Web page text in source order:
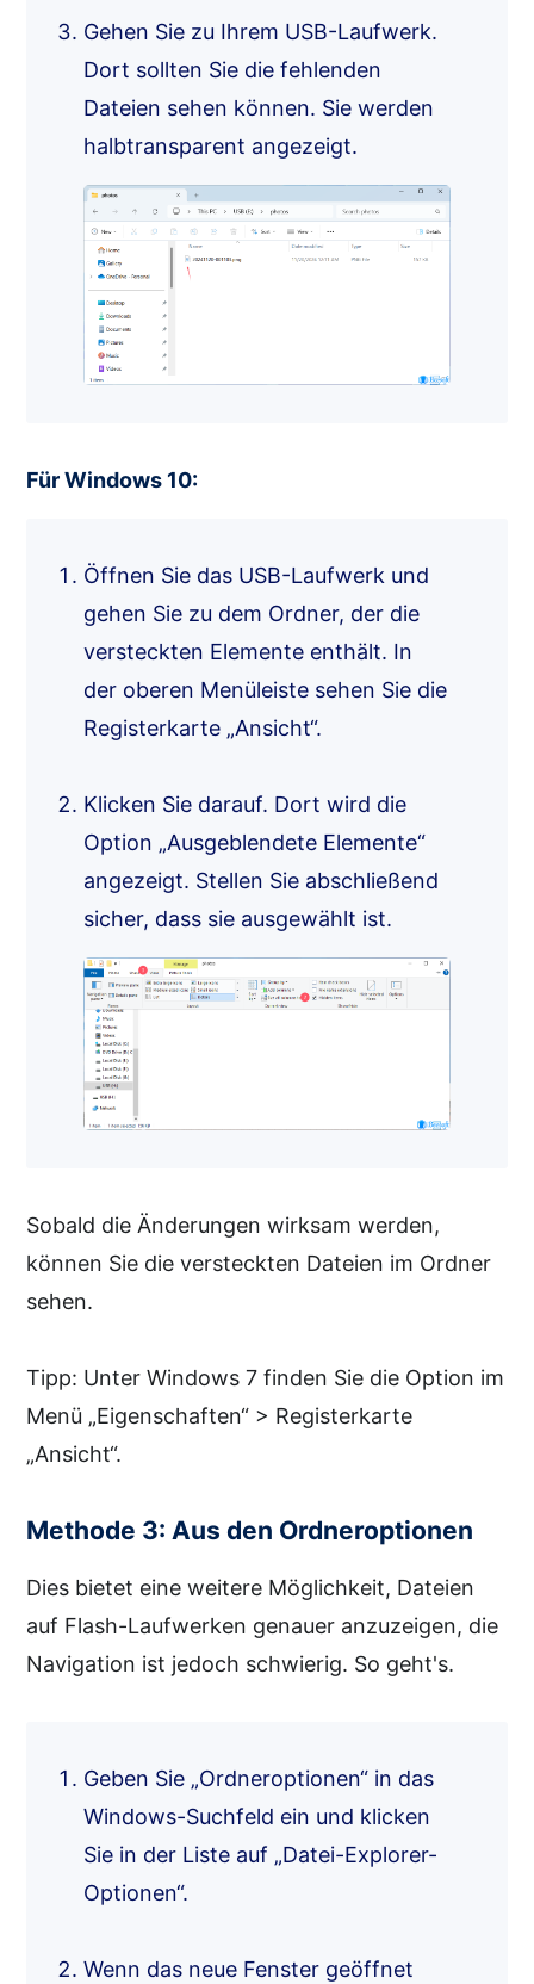
Gehen Sie zu Ihrem USB-Laufwerk.
Dort sollten Sie die fehlenden
Dateien sehen können. Sie werden
halbtransparent angezeigt.
Für Windows 10:
Öffnen Sie das USB-Laufwerk und
gehen Sie zu dem Ordner, der die
versteckten Elemente enthält. In
der oberen Menüleiste sehen Sie die
Registerkarte „Ansicht“.
Klicken Sie darauf. Dort wird die
Option „Ausgeblendete Elemente“
angezeigt. Stellen Sie abschließend
sicher, dass sie ausgewählt ist.
Sobald die Änderungen wirksam werden,
können Sie die versteckten Dateien im Ordner
sehen.
Tipp: Unter Windows 7 finden Sie die Option im
Menü „Eigenschaften“ > Registerkarte
„Ansicht“.
Methode 3: Aus den Ordneroptionen
Dies bietet eine weitere Möglichkeit, Dateien
auf Flash-Laufwerken genauer anzuzeigen, die
Navigation ist jedoch schwierig. So geht's.
Geben Sie „Ordneroptionen“ in das
Windows-Suchfeld ein und klicken
Sie in der Liste auf „Datei-Explorer-
Optionen“.
Wenn das neue Fenster geöffnet